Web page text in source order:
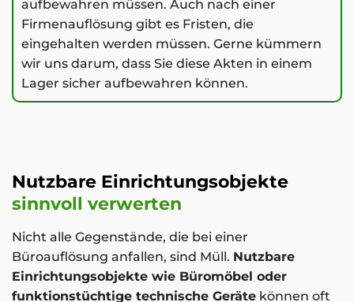
aufbewahren müssen. Auch nach einer
Firmenauflösung gibt es Fristen, die
eingehalten werden müssen. Gerne kümmern
wir uns darum, dass Sie diese Akten in einem
Lager sicher aufbewahren können.
Nutzbare Einrichtungsobjekte
sinnvoll verwerten
Nicht alle Gegenstände, die bei einer
Büroauflösung anfallen, sind Müll. Nutzbare
Einrichtungsobjekte wie Büromöbel oder
funktionstüchtige technische Geräte können oft